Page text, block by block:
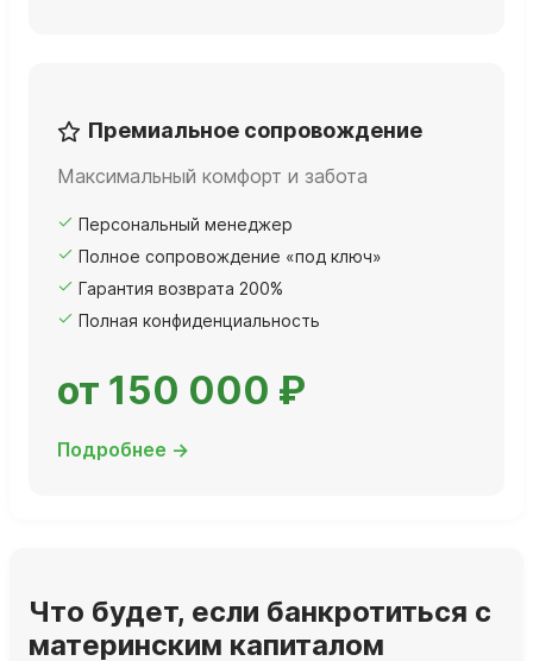
Премиальное сопровождение
Максимальный комфорт и забота
Персональный менеджер
Полное сопровождение «под ключ»
Гарантия возврата 200%
Полная конфиденциальность
от 150 000 ₽
Подробнее →
Что будет, если банкротиться с
материнским капиталом